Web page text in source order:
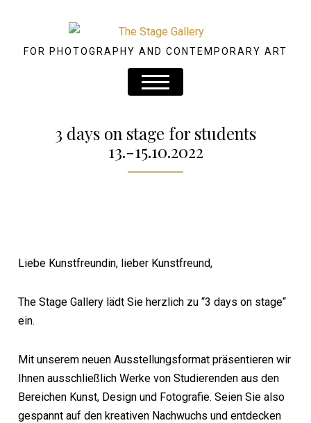
FOR PHOTOGRAPHY AND CONTEMPORARY ART
3 days on stage for students
13.-15.10.2022
Liebe Kunstfreundin, lieber Kunstfreund,
The Stage Gallery lädt Sie herzlich zu “3 days on stage“
ein.
Mit unserem neuen Ausstellungsformat präsentieren wir
Ihnen ausschließlich Werke von Studierenden aus den
Bereichen Kunst, Design und Fotografie. Seien Sie also
gespannt auf den kreativen Nachwuchs und entdecken